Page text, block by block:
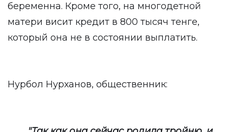
беременна. Кроме того, на многодетной
матери висит кредит в 800 тысяч тенге,
который она не в состоянии выплатить.
Нурбол Нурханов, общественник: